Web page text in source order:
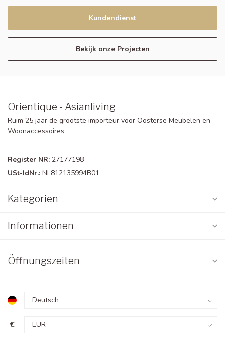
Kundendienst
Bekijk onze Projecten
Orientique - Asianliving
Ruim 25 jaar de grootste importeur voor Oosterse Meubelen en
Woonaccessoires
Register NR: 27177198
USt-IdNr.: NL812135994B01
Kategorien
Informationen
Öffnungszeiten
€